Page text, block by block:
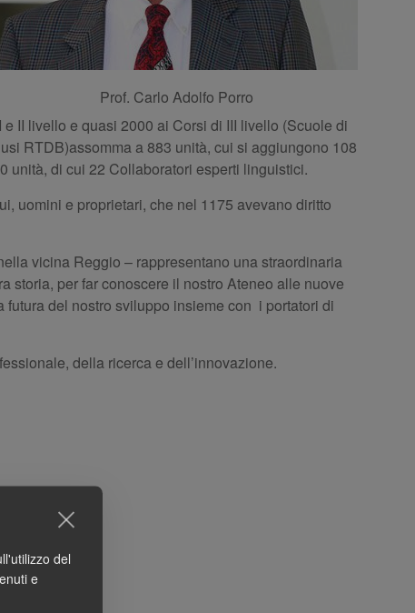
Prof. Carlo Adolfo Porro
II livello e quasi 2000 ai Corsi di III livello (Scuole di
RTDB)assomma a 883 unità, cui si aggiungono 108
unità, di cui 22 Collaboratori esperti linguistici.
uomini e proprietari, che nel 1175 avevano diritto
vicina Reggio – rappresentano una straordinaria
storia, per far conoscere il nostro Ateneo alle nuove
del nostro sviluppo insieme con i portatori di
della ricerca e dell’innovazione.
del
e